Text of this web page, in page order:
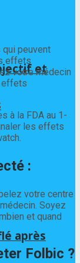
et
après
peuvent
effets
votre médecin
effets
à la FDA au 1-
les effets
:
votre centre
Soyez
et quand
Folbic ?